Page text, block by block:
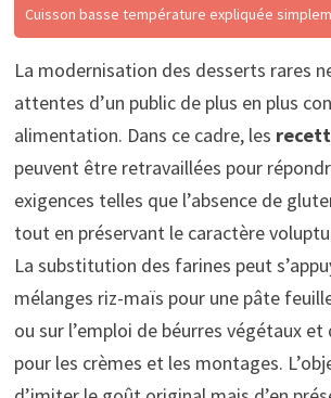
Cuisson basse température expliquée
La modernisation des desserts rares
attentes d’un public de plus en plus
alimentation. Dans ce cadre, les
peuvent être retravaillées pour
exigences telles que l’absence de
tout en préservant le caractère
La substitution des farines peut
mélanges riz-maïs pour une pâte
ou sur l’emploi de béurres végétaux
pour les crèmes et les montages.